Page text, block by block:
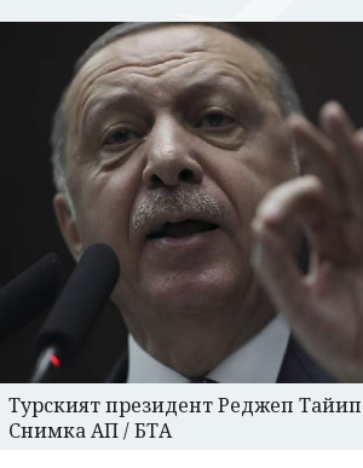
Турският президент Реджеп
Снимка АП / БТА